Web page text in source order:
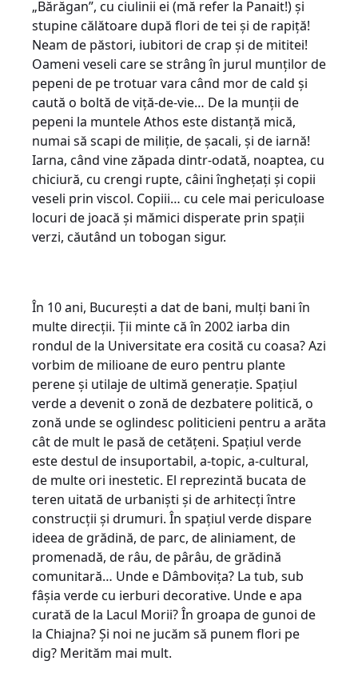
„Bărăgan”, cu ciulinii ei (mă refer la Panait!) și
stupine călătoare după flori de tei și de rapiță!
Neam de păstori, iubitori de crap și de mititei!
Oameni veseli care se strâng în jurul munților de
pepeni de pe trotuar vara când mor de cald și
caută o boltă de viță-de-vie… De la munții de
pepeni la muntele Athos este distanță mică,
numai să scapi de miliție, de șacali, și de iarnă!
Iarna, când vine zăpada dintr-odată, noaptea, cu
chiciură, cu crengi rupte, câini înghețați și copii
veseli prin viscol. Copiii… cu cele mai periculoase
locuri de joacă și mămici disperate prin spații
verzi, căutând un tobogan sigur.
În 10 ani, București a dat de bani, mulți bani în
multe direcții. Ții minte că în 2002 iarba din
rondul de la Universitate era cosită cu coasa? Azi
vorbim de milioane de euro pentru plante
perene și utilaje de ultimă generație. Spațiul
verde a devenit o zonă de dezbatere politică, o
zonă unde se oglindesc politicieni pentru a arăta
cât de mult le pasă de cetățeni. Spațiul verde
este destul de insuportabil, a-topic, a-cultural,
de multe ori inestetic. El reprezintă bucata de
teren uitată de urbaniști și de arhitecți între
construcții și drumuri. În spațiul verde dispare
ideea de grădină, de parc, de aliniament, de
promenadă, de râu, de pârâu, de grădină
comunitară… Unde e Dâmbovița? La tub, sub
fâșia verde cu ierburi decorative. Unde e apa
curată de la Lacul Morii? În groapa de gunoi de
la Chiajna? Și noi ne jucăm să punem flori pe
dig? Merităm mai mult.